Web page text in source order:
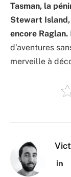
Tasman, la
Stewart Island,
encore Raglan.
d’aventures
merveille à